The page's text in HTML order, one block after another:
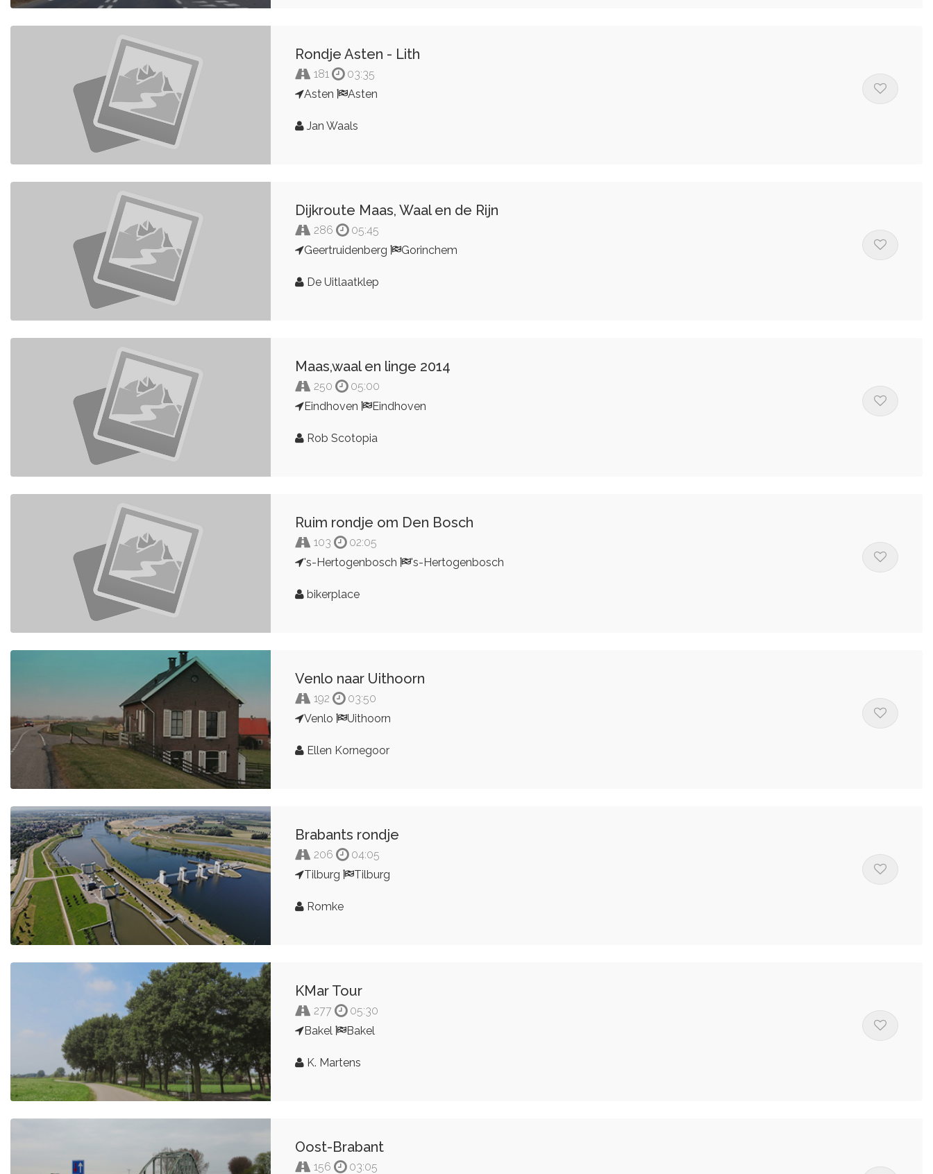
Rondje Asten - Lith
181
03:35
Asten
Asten
Jan Waals
Dijkroute Maas, Waal en de Rijn
286
05:45
Geertruidenberg
Gorinchem
De Uitlaatklep
Maas,waal en linge 2014
250
05:00
Eindhoven
Eindhoven
Rob Scotopia
Ruim rondje om Den Bosch
103
02:05
's-Hertogenbosch
's-Hertogenbosch
bikerplace
Venlo naar Uithoorn
192
03:50
Venlo
Uithoorn
Ellen Kornegoor
Brabants rondje
206
04:05
Tilburg
Tilburg
Romke
KMar Tour
277
05:30
Bakel
Bakel
K. Martens
Oost-Brabant
156
03:05